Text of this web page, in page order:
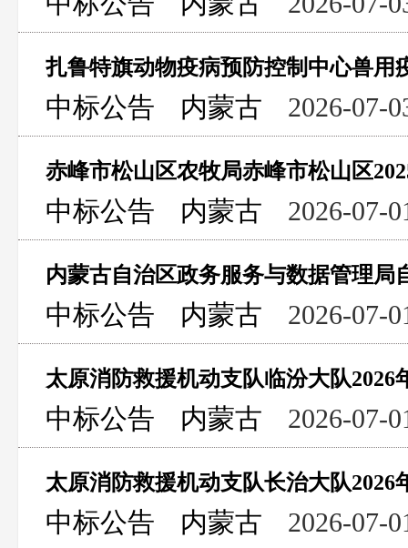
扎鲁特旗动物疫病预防控制中心兽用
中标公告 内蒙古 2026-07-
中标公告 内蒙古 2026-07-
中标公告 内蒙古 2026-07-
中标公告 内蒙古 2026-07-
中标公告 内蒙古 2026-07-